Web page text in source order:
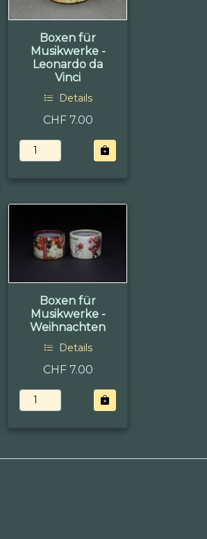
Boxen für
Musikwerke -
Leonardo da
Vinci
Details
CHF 7.00
Boxen für
Musikwerke -
Weihnachten
Details
CHF 7.00